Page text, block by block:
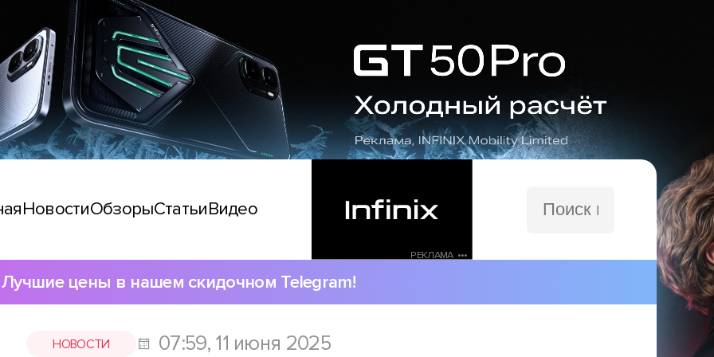
НовостиОбзорыСтатьиВидео
РЕКЛАМА •••
сайту
Лучшие цены в нашем скидочном Telegram!
НОВОСТИ 07:59, 11 июня 2025